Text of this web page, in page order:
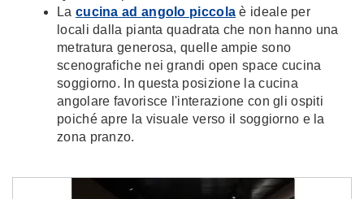
La cucina ad angolo piccola è ideale per
locali dalla pianta quadrata che non hanno una
metratura generosa, quelle ampie sono
scenografiche nei grandi open space cucina
soggiorno. In questa posizione la cucina
angolare favorisce l'interazione con gli ospiti
poiché apre la visuale verso il soggiorno e la
zona pranzo.